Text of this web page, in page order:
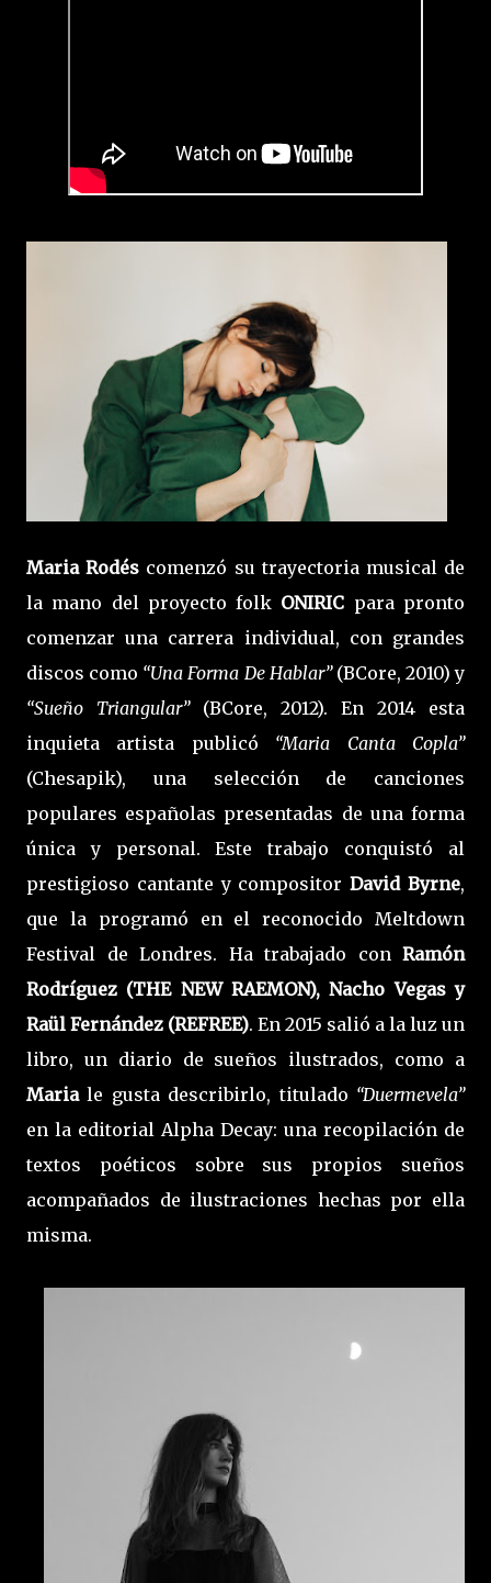
Maria Rodés comenzó su trayectoria musical de
la mano del proyecto folk ONIRIC para pronto
comenzar una carrera individual, con grandes
discos como “Una Forma De Hablar”(BCore, 2010) y
“Sueño Triangular”(BCore, 2012). En 2014 esta
inquieta artista publicó “Maria Canta Copla”
(Chesapik), una selección de canciones
populares españolas presentadas de una forma
única y personal. Este trabajo conquistó al
prestigioso cantante y compositorDavid Byrne,
que la programó en el reconocido Meltdown
Festival de Londres. Ha trabajado con Ramón
Rodríguez (THE NEW RAEMON), Nacho Vegas y
Raül Fernández (REFREE). En 2015 salió a la luz un
libro, un diario de sueños ilustrados, como a
Mariale gusta describirlo, titulado “Duermevela”
en la editorial Alpha Decay: una recopilación de
textos poéticos sobre sus propios sueños
acompañados de ilustraciones hechas por ella
misma.